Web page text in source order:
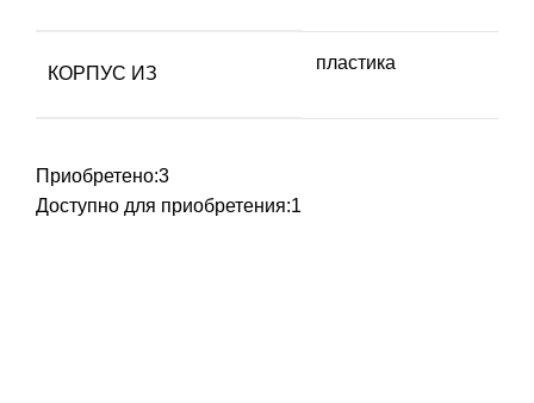
КОРПУС ИЗ
пластика
Приобретено:3
Доступно для приобретения:1